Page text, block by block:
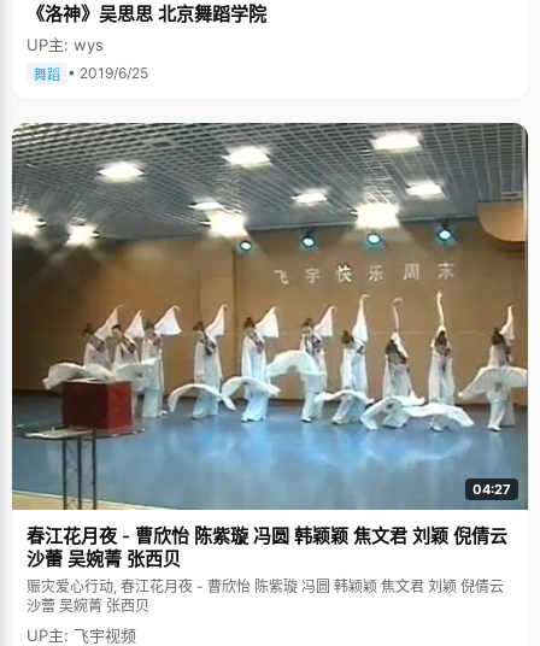
《洛神》吴思思 北京舞蹈学院
UP主: wys
舞蹈 • 2019/6/25
04:27
春江花月夜 - 曹欣怡 陈紫璇 冯圆 韩颖颖 焦文君 刘颖 倪倩云
沙蕾 吴婉菁 张西贝
赈灾爱心行动, 春江花月夜 - 曹欣怡 陈紫璇 冯圆 韩颖颖 焦文君 刘颖 倪倩云
沙蕾 吴婉菁 张西贝
UP主: 飞宇视频